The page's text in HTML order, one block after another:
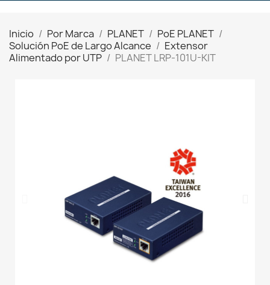
Inicio Por Marca PLANET
PoE PLANET
Solución PoE de Largo Alcance
Extensor
Alimentado por UTP
PLANET LRP-101U-KIT